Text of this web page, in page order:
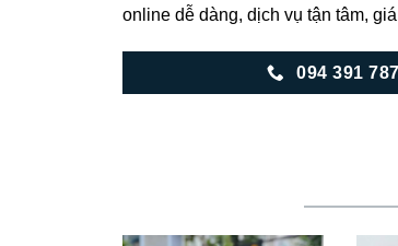
online dễ dàng, dịch vụ tận tâm, giá
094 391